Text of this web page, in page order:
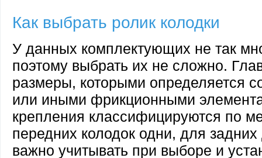
Как выбрать ролик колодки
У данных комплектующих не так
поэтому выбрать их не сложно.
размеры, которыми определяется
или иными фрикционными
крепления классифицируются по
передних колодок одни, для
важно учитывать при выборе и